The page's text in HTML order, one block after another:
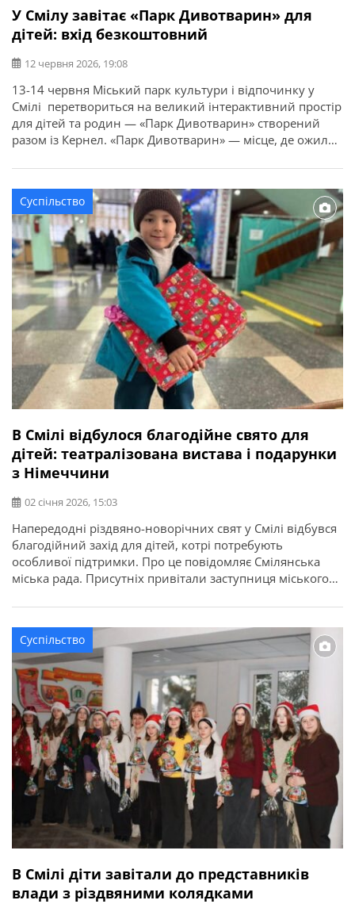
У Смілу завітає «Парк Дивотварин» для
дітей: вхід безкоштовний
12 червня 2026, 19:08
13-14 червня Міський парк культури і відпочинку у
Смілі перетвориться на великий інтерактивний простір
для дітей та родин — «Парк Дивотварин» створений
разом із Кернел. «Парк Дивотварин» — місце, де ожили
листів та історій, які команда збирала по всій Україні. У
центрі простору — гігантські надувні арт-інсталяції саме
[…]
Суспільство
В Смілі відбулося благодійне свято для
дітей: театралізована вистава і подарунки
з Німеччини
02 січня 2026, 15:03
Напередодні різдвяно-новорічних свят у Смілі відбувся
благодійний захід для дітей, котрі потребують
особливої підтримки. Про це повідомляє Смілянська
міська рада. Присутніх привітали заступниця міського
районної ради Олександр Гончаренко та представники
благодійних організацій. Святкову програму відкрили
творчі номери у виконанні вихованців Смілянського
Будинку дитячої та юнацької творчості. Кульмінацією
заходу стала […]
Суспільство
В Смілі діти завітали до представників
влади з різдвяними колядками